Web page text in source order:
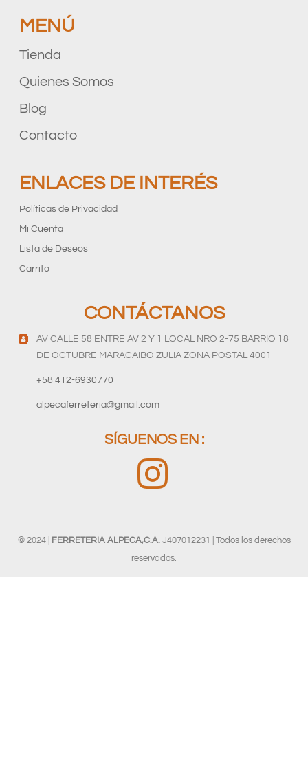
MENÚ
Tienda
Quienes Somos
Blog
Contacto
ENLACES DE INTERÉS
Políticas de Privacidad
Mi Cuenta
Lista de Deseos
Carrito
CONTÁCTANOS
AV CALLE 58 ENTRE AV 2 Y 1 LOCAL NRO 2-75 BARRIO 18
DE OCTUBRE MARACAIBO ZULIA ZONA POSTAL 4001
+58 412-6930770
alpecaferreteria@gmail.com
SÍGUENOS EN :
© 2024 | FERRETERIA ALPECA,C.A.J407012231 | Todos los derechos
reservados.